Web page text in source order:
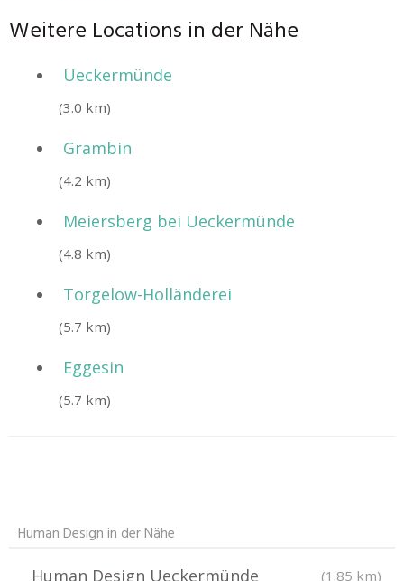
Weitere Locations in der Nähe
Ueckermünde
(3.0 km)
Grambin
(4.2 km)
Meiersberg bei Ueckermünde
(4.8 km)
Torgelow-Holländerei
(5.7 km)
Eggesin
(5.7 km)
Human Design in der Nähe
Human Design Ueckermünde (1.85 km)